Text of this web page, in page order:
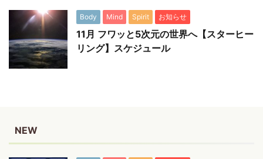
Body Mind Spirit お知らせ
11月 フワッと5次元の世界へ【スターヒー
リング】スケジュール
NEW